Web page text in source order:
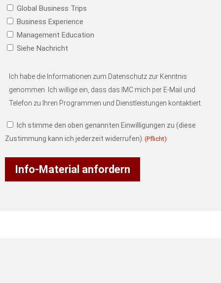
Global Business Trips
Business Experience
Management Education
Siehe Nachricht
(Pflicht)
Ich habe die Informationen zum Datenschutz zur Kenntnis
genommen. Ich willige ein, dass das IMC mich per E-Mail und
Telefon zu Ihren Programmen und Dienstleistungen kontaktiert.
Ich stimme den oben genannten Einwilligungen zu (diese
Zustimmung kann ich jederzeit widerrufen). (Pflicht)